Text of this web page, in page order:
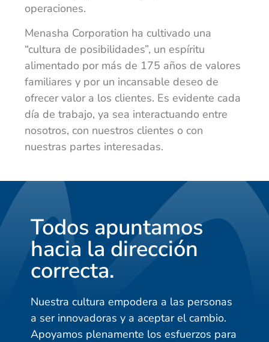
operaciones.
Menasha Corporation ha cultivado una
“cultura de posibilidades”, un espíritu
alimentado por más de 175 años de valores
familiares y por un incansable deseo de
ofrecer valor a los clientes. Es evidente cada
día de trabajo, ya sea interactuando entre
nosotros, con nuestros clientes o con
nuestras partes interesadas.
Todos apuntamos
hacia la dirección
correcta.
Nuestra cultura empodera a las personas
a ser innovadoras y a aceptar el cambio.
Apoyamos plenamente los esfuerzos para